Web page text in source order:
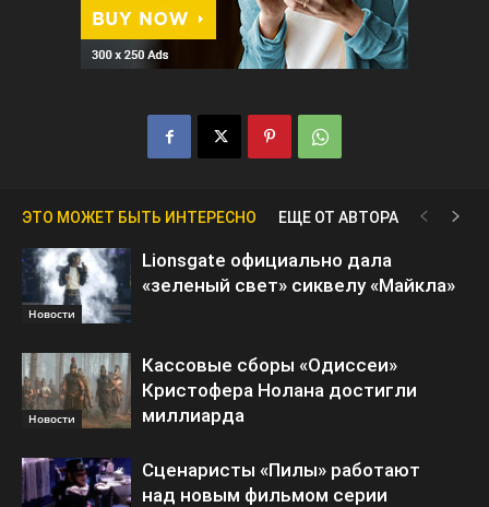
ЭТО МОЖЕТ БЫТЬ ИНТЕРЕСНО ЕЩЕ ОТ АВТОРА
Новости
Lionsgate официально дала
«зеленый свет» сиквелу «Майкла»
Новости
Кассовые сборы «Одиссеи»
Кристофера Нолана достигли
миллиарда
Сценаристы «Пилы» работают
над новым фильмом серии